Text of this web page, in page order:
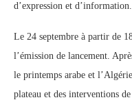
d’expression et d’information.
Le 24 septembre à partir de
l’émission de lancement.
le printemps arabe et
plateau et des interventions